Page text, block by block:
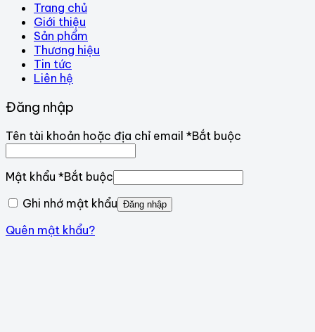
Trang chủ
Giới thiệu
Sản phẩm
Thương hiệu
Tin tức
Liên hệ
Đăng nhập
Tên tài khoản hoặc địa chỉ email *Bắt buộc
Mật khẩu *Bắt buộc
Ghi nhớ mật khẩu Đăng nhập
Quên mật khẩu?